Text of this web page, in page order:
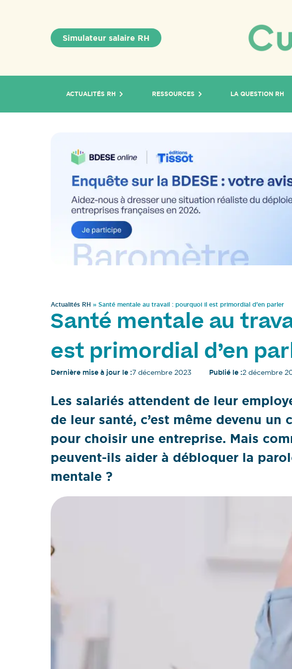
Simulateur salaire RH
ACTUALITÉS RH RESSOURCES LA QUESTION RH
Actualités RH » Santé mentale au travail : pourquoi il est primordial d’en parler
Santé mentale au
est primordial d’en
Dernière mise à jour le :7 décembre 2023 Publié le :2 décembre
Les salariés attendent de leur
de leur santé, c’est même devenu
pour choisir une entreprise. Mais
peuvent-ils aider à débloquer la
mentale ?